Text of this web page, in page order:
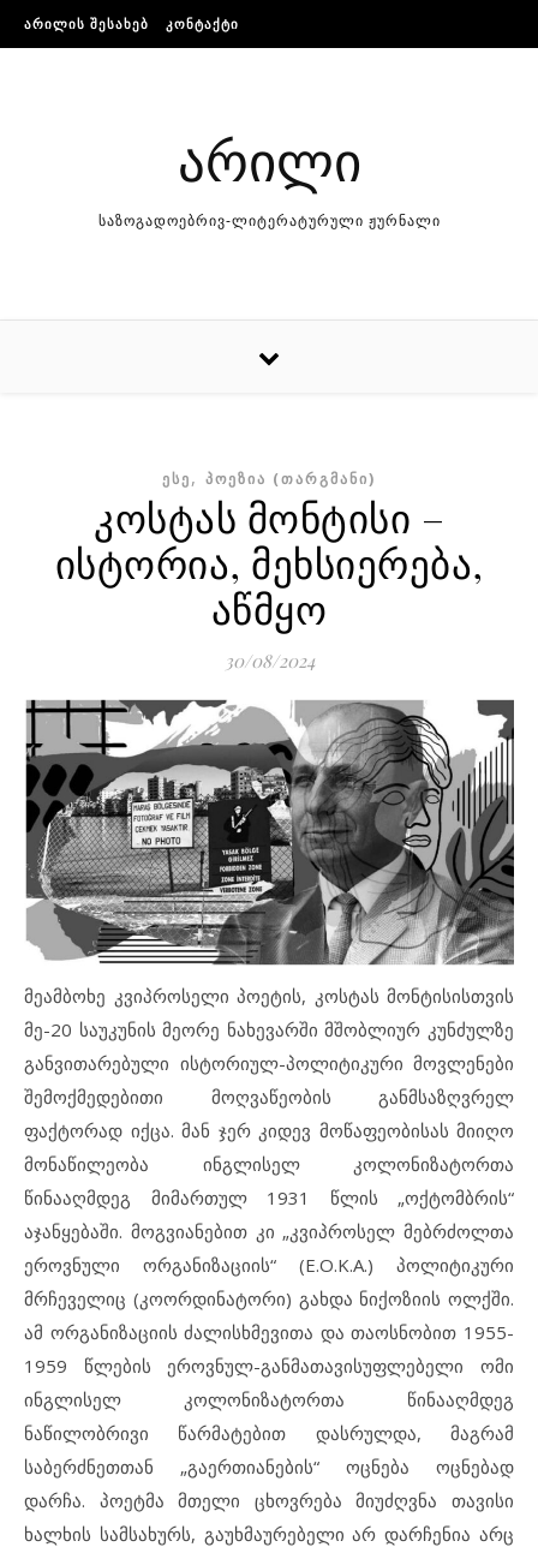
Skip to content
ᲐᲠᲘᲚᲘᲡ ᲨᲔᲡᲐᲮᲔᲑ ᲙᲝᲜᲢᲐᲥᲢᲘ
არილი
საზოგადოებრივ-ლიტერატურული ჟურნალი
ᲔᲡᲔ, ᲞᲝᲔᲖᲘᲐ (ᲗᲐᲠᲒᲛᲐᲜᲘ)
კოსტას მონტისი –
ისტორია, მეხსიერება,
აწმყო
30/08/2024
მეამბოხე კვიპროსელი პოეტის, კოსტას მონტისისთვის
მე-20 საუკუნის მეორე ნახევარში მშობლიურ კუნძულზე
განვითარებული ისტორიულ-პოლიტიკური მოვლენები
შემოქმედებითი მოღვაწეობის განმსაზღვრელ
ფაქტორად იქცა. მან ჯერ კიდევ მოწაფეობისას მიიღო
მონაწილეობა ინგლისელ კოლონიზატორთა
წინააღმდეგ მიმართულ 1931 წლის „ოქტომბრის“
აჯანყებაში. მოგვიანებით კი „კვიპროსელ მებრძოლთა
ეროვნული ორგანიზაციის“ (E.O.K.A.) პოლიტიკური
მრჩეველიც (კოორდინატორი) გახდა ნიქოზიის ოლქში.
ამ ორგანიზაციის ძალისხმევითა და თაოსნობით 1955-
1959 წლების ეროვნულ-განმათავისუფლებელი ომი
ინგლისელ კოლონიზატორთა წინააღმდეგ
ნაწილობრივი წარმატებით დასრულდა, მაგრამ
საბერძნეთთან „გაერთიანების“ ოცნება ოცნებად
დარჩა. პოეტმა მთელი ცხოვრება მიუძღვნა თავისი
ხალხის სამსახურს, გაუხმაურებელი არ დარჩენია არც